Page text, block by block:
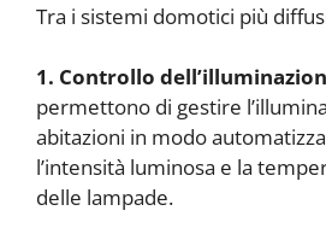
Tra i sistemi domotici più
1. Controllo
permettono di gestire
abitazioni in modo
l’intensità luminosa e la
delle lampade.